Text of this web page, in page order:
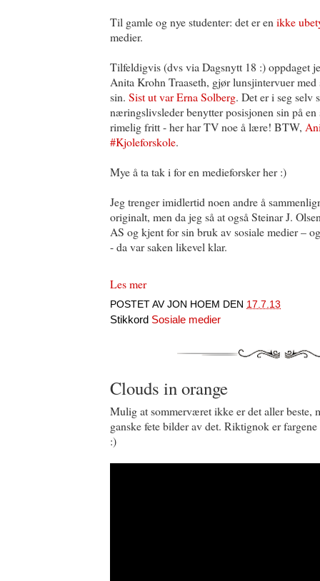
Til gamle og nye studenter: det er en ikke
medier.
Tilfeldigvis (dvs via Dagsnytt 18 :) oppdaget
Anita Krohn Traaseth, gjør lunsjintervuer
sin. Sist ut var Erna Solberg. Det er i seg selv
næringslivsleder benytter posisjonen sin på
rimelig fritt - her har TV noe å lære! BTW,
#Kjoleforskole.
Mye å ta tak i for en medieforsker her :)
Jeg trenger imidlertid noen andre å
originalt, men da jeg så at også Steinar J.
AS og kjent for sin bruk av sosiale medier –
- da var saken likevel klar.
Les mer
POSTET AV JON HOEM DEN 17.7.13
Stikkord Sosiale medier
Clouds in orange
Mulig at sommerværet ikke er det aller beste,
ganske fete bilder av det. Riktignok er
:)